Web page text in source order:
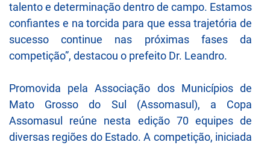
talento e determinação dentro de campo. Estamos
confiantes e na torcida para que essa trajetória de
sucesso continue nas próximas fases da
competição”, destacou o prefeito Dr. Leandro.
Promovida pela Associação dos Municípios de
Mato Grosso do Sul (Assomasul), a Copa
Assomasul reúne nesta edição 70 equipes de
diversas regiões do Estado. A competição, iniciada